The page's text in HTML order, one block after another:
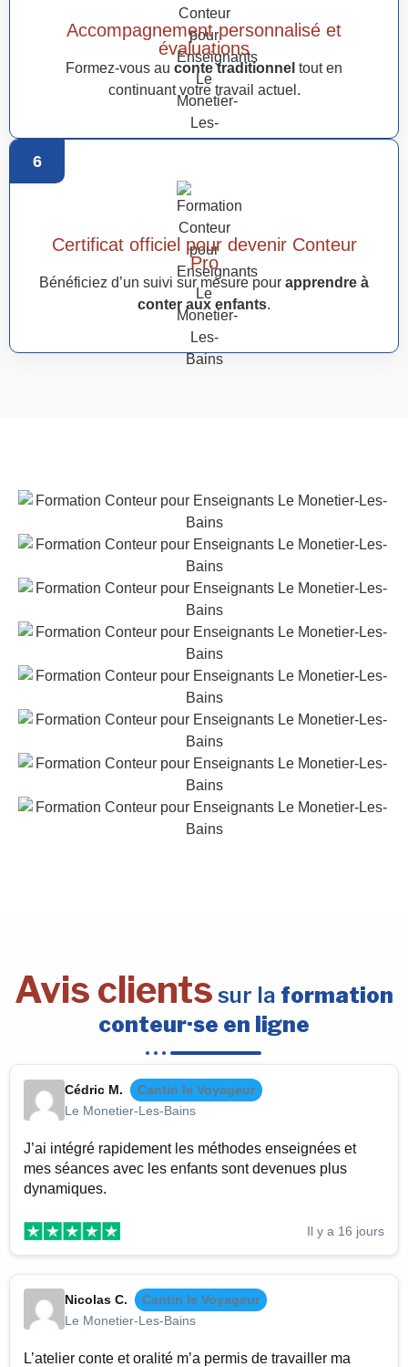
Accompagnement personnalisé et
évaluations
Formez-vous au conte traditionnel tout en
continuant votre travail actuel.
6
Certificat officiel pour devenir Conteur
Pro
Bénéficiez d’un suivi sur mesure pour apprendre à
conter aux enfants.
Avis clients sur la formation
conteur·se en ligne
Cédric M.
Cantin le Voyageur
Le Monetier-Les-Bains
J’ai intégré rapidement les méthodes enseignées et
mes séances avec les enfants sont devenues plus
dynamiques.
Il y a 16 jours
Nicolas C.
Cantin le Voyageur
Le Monetier-Les-Bains
L’atelier conte et oralité m’a permis de travailler ma